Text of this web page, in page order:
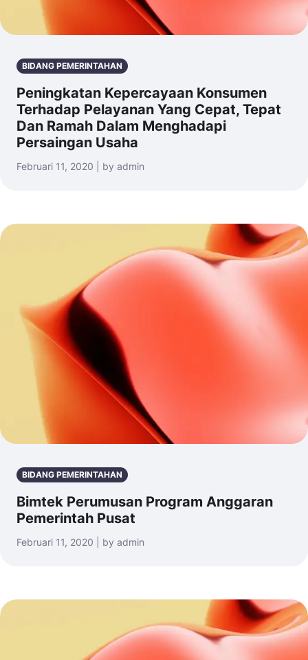
BIDANG PEMERINTAHAN
Peningkatan Kepercayaan Konsumen
Terhadap Pelayanan Yang Cepat, Tepat
Dan Ramah Dalam Menghadapi
Persaingan Usaha
Februari 11, 2020 | by admin
BIDANG PEMERINTAHAN
Bimtek Perumusan Program Anggaran
Pemerintah Pusat
Februari 11, 2020 | by admin